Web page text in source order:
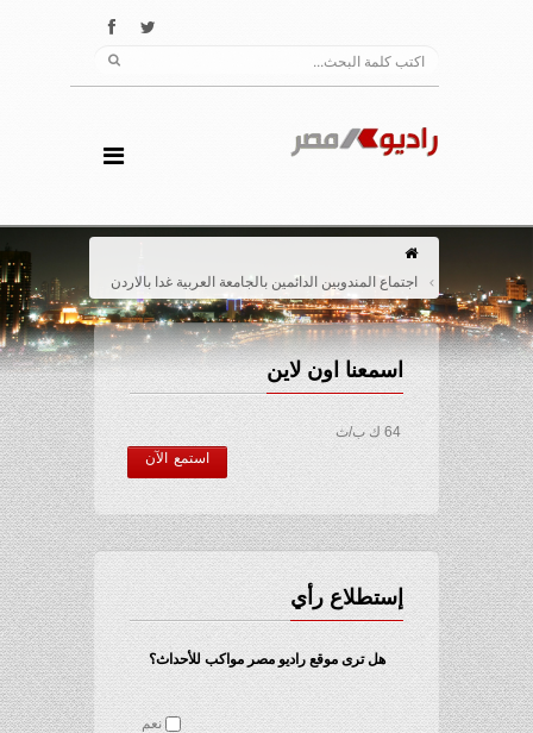
اجتماع المندوبين الدائمين بالجامعة العربية غدا بالاردن
اسمعنا اون لاين
64 ك ب/ث
استمع الآن
إستطلاع رأي
هل ترى موقع راديو مصر مواكب للأحداث؟
نعم